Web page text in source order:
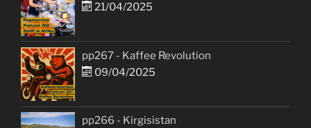
21/04/2025
pp267 - Kaffee Revolution
09/04/2025
pp266 - Kirgisistan